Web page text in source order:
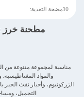
10مضخة التغذية:
مناسبة لمجموعة متنوعة من
والمواد المغناطيسية،
الزركونيوم، وأحبار نفث
التجميل،